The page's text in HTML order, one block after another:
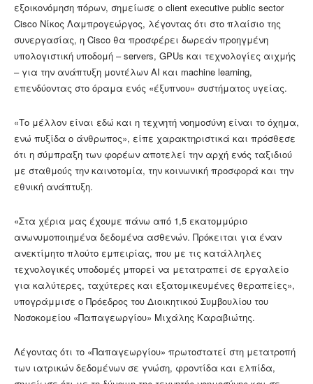
εξοικονόμηση πόρων, σημείωσε ο client executive public sector
Cisco Νίκος Λαμπρογεώργος, λέγοντας ότι στο πλαίσιο της
συνεργασίας, η Cisco θα προσφέρει δωρεάν προηγμένη
υπολογιστική υποδομή – servers, GPUs και τεχνολογίες αιχμής
– για την ανάπτυξη μοντέλων AI και machine learning,
επενδύοντας στο όραμα ενός «έξυπνου» συστήματος υγείας.
«Το μέλλον είναι εδώ και η τεχνητή νοημοσύνη είναι το όχημα,
ενώ πυξίδα ο άνθρωπος», είπε χαρακτηριστικά και πρόσθεσε
ότι η σύμπραξη των φορέων αποτελεί την αρχή ενός ταξιδιού
με σταθμούς την καινοτομία, την κοινωνική προσφορά και την
εθνική ανάπτυξη.
«Στα χέρια μας έχουμε πάνω από 1,5 εκατομμύριο
ανωνυμοποιημένα δεδομένα ασθενών. Πρόκειται για έναν
ανεκτίμητο πλούτο εμπειρίας, που με τις κατάλληλες
τεχνολογικές υποδομές μπορεί να μετατραπεί σε εργαλείο
για καλύτερες, ταχύτερες και εξατομικευμένες θεραπείες»,
υπογράμμισε ο Πρόεδρος του Διοικητικού Συμβουλίου του
Νοσοκομείου «Παπαγεωργίου» Μιχάλης Καραβιώτης.
Λέγοντας ότι το «Παπαγεωργίου» πρωτοστατεί στη μετατροπή
των ιατρικών δεδομένων σε γνώση, φροντίδα και ελπίδα,